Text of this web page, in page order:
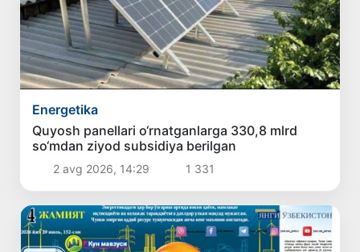
Energetika
Quyosh panellari o‘rnatganlarga 330,8 mlrd
so‘mdan ziyod subsidiya berilgan
2 avg 2026, 14:29 1 331